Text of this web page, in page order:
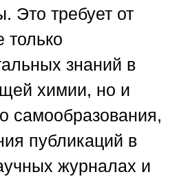
Это требует от
только
знаний в
химии, но и
самообразования,
публикаций в
журналах и